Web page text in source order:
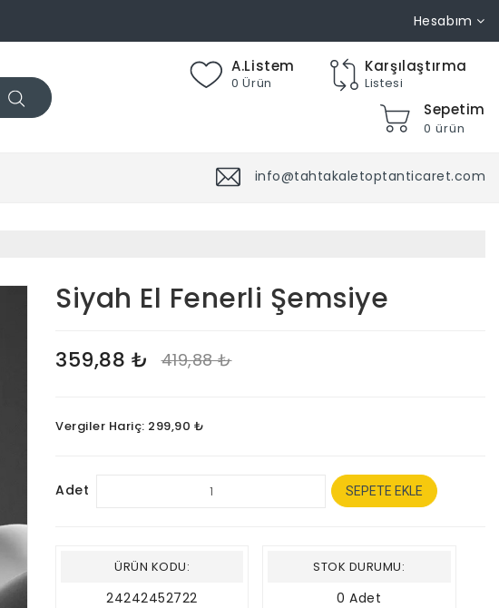
Hesabım
A.Listem
0 Ürün
Karşılaştırma
Listesi
Sepetim
0 ürün
info@tahtakaletoptanticaret.com
Siyah El Fenerli Şemsiye
359,88 ₺ 419,88 ₺
Vergiler Hariç: 299,90 ₺
Adet SEPETE EKLE
ÜRÜN KODU:
24242452722
STOK DURUMU:
0 Adet